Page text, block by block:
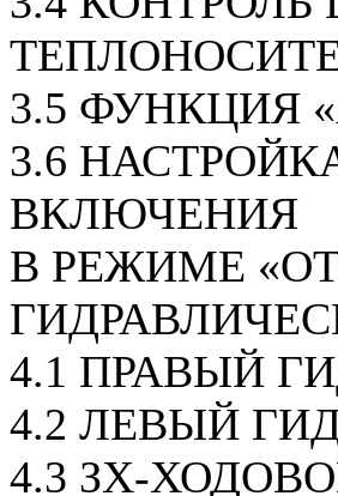
3.5 ФУНКЦИЯ
3.6
ВКЛЮЧЕНИЯ
В РЕЖИМЕ
4.1 ПРАВЫЙ
4.2 ЛЕВЫЙ
4.3 ЗХ-